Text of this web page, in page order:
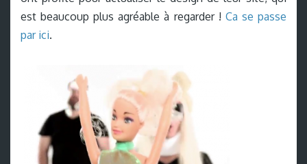
est beaucoup plus agréable à regarder ! Ca se passe
par ici.